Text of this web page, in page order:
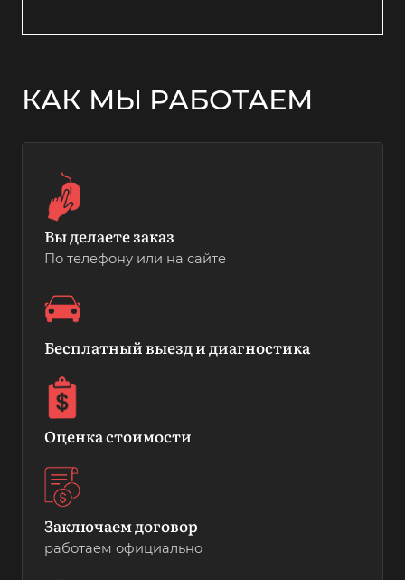
КАК МЫ РАБОТАЕМ
Вы делаете заказ
По телефону или на сайте
Бесплатный выезд и диагностика
Оценка стоимости
Заключаем договор
работаем официально